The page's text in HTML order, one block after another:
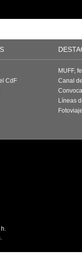
CdF
MUFF,
Canal
Líneas